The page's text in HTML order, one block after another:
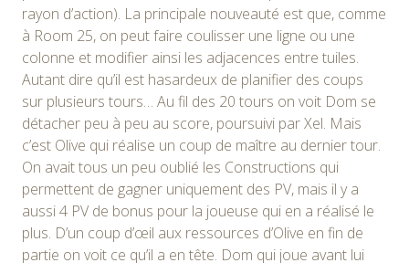
rayon d’action). La principale nouveauté est que, comme
à Room 25, on peut faire coulisser une ligne ou une
colonne et modifier ainsi les adjacences entre tuiles.
Autant dire qu’il est hasardeux de planifier des coups
sur plusieurs tours… Au fil des 20 tours on voit Dom se
détacher peu à peu au score, poursuivi par Xel. Mais
c’est Olive qui réalise un coup de maître au dernier tour.
On avait tous un peu oublié les Constructions qui
permettent de gagner uniquement des PV, mais il y a
aussi 4 PV de bonus pour la joueuse qui en a réalisé le
plus. D’un coup d’œil aux ressources d’Olive en fin de
partie on voit ce qu’il a en tête. Dom qui joue avant lui